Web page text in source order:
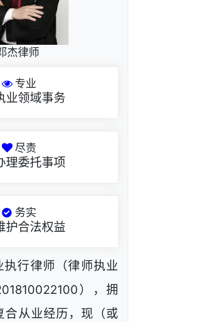
杰律师
专业
业领域事务
尽责
理委托事项
务实
护合法权益
执行律师（律师执业
），拥
合从业经历，现（或